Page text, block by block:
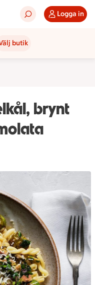
Logga in
butik
brynt
5 kommentarer